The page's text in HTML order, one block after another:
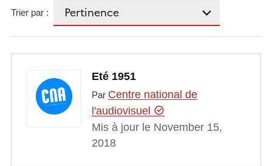
Trier par :
Eté 1951
Par Centre national de
l'audiovisuel
Mis à jour le November 15,
2018